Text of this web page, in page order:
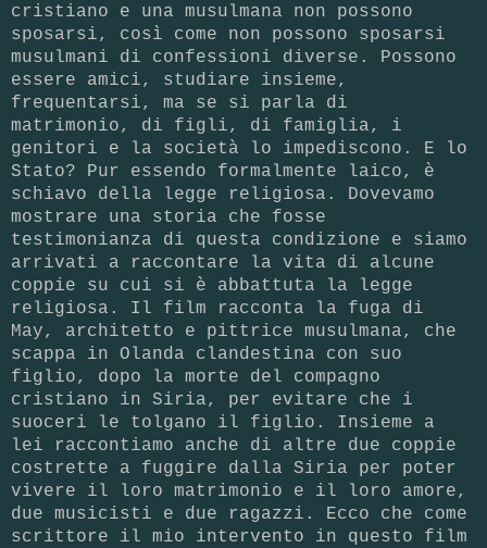
cristiano e una musulmana non possono
sposarsi, così come non possono sposarsi
musulmani di confessioni diverse. Possono
essere amici, studiare insieme,
frequentarsi, ma se si parla di
matrimonio, di figli, di famiglia, i
genitori e la società lo impediscono. E lo
Stato? Pur essendo formalmente laico, è
schiavo della legge religiosa. Dovevamo
mostrare una storia che fosse
testimonianza di questa condizione e siamo
arrivati a raccontare la vita di alcune
coppie su cui si è abbattuta la legge
religiosa. Il film racconta la fuga di
May, architetto e pittrice musulmana, che
scappa in Olanda clandestina con suo
figlio, dopo la morte del compagno
cristiano in Siria, per evitare che i
suoceri le tolgano il figlio. Insieme a
lei raccontiamo anche di altre due coppie
costrette a fuggire dalla Siria per poter
vivere il loro matrimonio e il loro amore,
due musicisti e due ragazzi. Ecco che come
scrittore il mio intervento in questo film